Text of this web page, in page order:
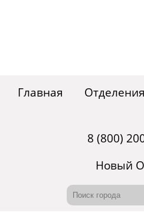
Главная Отделения
8 (800)
Новый